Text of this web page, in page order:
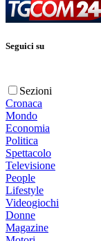
Seguici su
Sezioni
Cronaca
Mondo
Economia
Politica
Spettacolo
Televisione
People
Lifestyle
Videogiochi
Donne
Magazine